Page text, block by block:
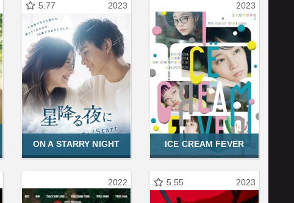
5.77 2023
ON A STARRY NIGHT
2023
ICE CREAM FEVER
2022 5.55 2023